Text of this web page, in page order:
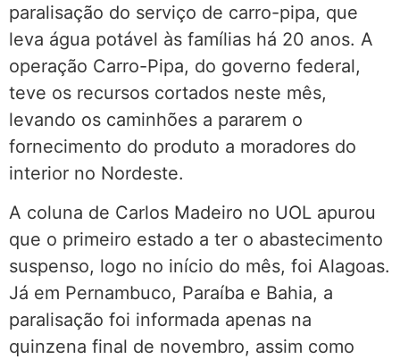
paralisação do serviço de carro-pipa, que
leva água potável às famílias há 20 anos. A
operação Carro-Pipa, do governo federal,
teve os recursos cortados neste mês,
levando os caminhões a pararem o
fornecimento do produto a moradores do
interior no Nordeste.
A coluna de Carlos Madeiro no UOL apurou
que o primeiro estado a ter o abastecimento
suspenso, logo no início do mês, foi Alagoas.
Já em Pernambuco, Paraíba e Bahia, a
paralisação foi informada apenas na
quinzena final de novembro, assim como